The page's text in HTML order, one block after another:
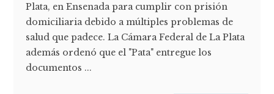
Plata, en Ensenada para cumplir con prisión
domiciliaria debido a múltiples problemas de
salud que padece. La Cámara Federal de La Plata
además ordenó que el "Pata" entregue los
documentos ...